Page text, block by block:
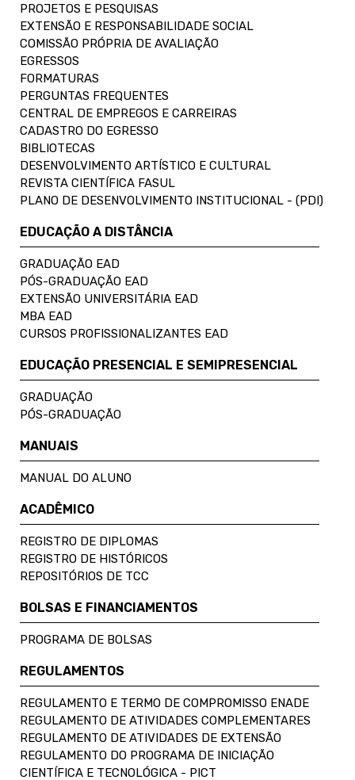
PROJETOS E PESQUISAS
EXTENSÃO E RESPONSABILIDADE SOCIAL
COMISSÃO PRÓPRIA DE AVALIAÇÃO
EGRESSOS
FORMATURAS
PERGUNTAS FREQUENTES
CENTRAL DE EMPREGOS E CARREIRAS
CADASTRO DO EGRESSO
BIBLIOTECAS
DESENVOLVIMENTO ARTÍSTICO E CULTURAL
REVISTA CIENTÍFICA FASUL
PLANO DE DESENVOLVIMENTO INSTITUCIONAL - (PDI)
EDUCAÇÃO A DISTÂNCIA
GRADUAÇÃO EAD
PÓS-GRADUAÇÃO EAD
EXTENSÃO UNIVERSITÁRIA EAD
MBA EAD
CURSOS PROFISSIONALIZANTES EAD
EDUCAÇÃO PRESENCIAL E SEMIPRESENCIAL
GRADUAÇÃO
PÓS-GRADUAÇÃO
MANUAIS
MANUAL DO ALUNO
ACADÊMICO
REGISTRO DE DIPLOMAS
REGISTRO DE HISTÓRICOS
REPOSITÓRIOS DE TCC
BOLSAS E FINANCIAMENTOS
PROGRAMA DE BOLSAS
REGULAMENTOS
REGULAMENTO E TERMO DE COMPROMISSO ENADE
REGULAMENTO DE ATIVIDADES COMPLEMENTARES
REGULAMENTO DE ATIVIDADES DE EXTENSÃO
REGULAMENTO DO PROGRAMA DE INICIAÇÃO
CIENTÍFICA E TECNOLÓGICA - PICT